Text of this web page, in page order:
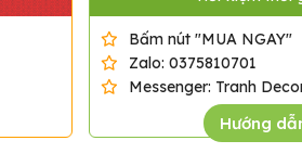
Bấm nút "MUA NGAY"
Zalo: 0375810701
Messenger: Tranh
Hướng